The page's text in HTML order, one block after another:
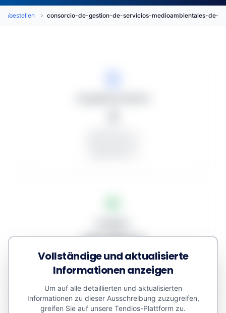
consorcio-de-gestion-de-servicios-medioambientales-de-
333.807 €
Zugewiesenes Volumen: 0 €
Kleinaufträge: 0 €
Geschätzter Wert: 347.247 €
Vollständige und aktualisierte
Informationen anzeigen
Um auf alle detaillierten und aktualisierten
Informationen zu dieser Ausschreibung zuzugreifen,
greifen Sie auf unsere Tendios-Plattform zu.